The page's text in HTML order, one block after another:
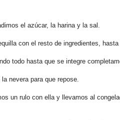
el azúcar, la harina y la sal.
con el resto de ingredientes,
todo hasta que se integre
nevera para que repose.
un rulo con ella y llevamos al